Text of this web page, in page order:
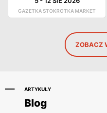
GAZETKA STOKROTKA MARKET
ZOBACZ
ARTYKUŁY
Blog